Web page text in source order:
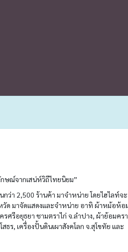
กษณ์จากเสน่ห์วิถีไทยนิยม”
ว่า 2,500 ร้านค้า มาจำหน่าย โดยไฮไลท์จ
วัด มาจัดแสดงและจำหน่าย อาทิ ผ้าหม้อห้อ
ศรีอยุธยา ชามตราไก่ จ.ลำปาง, ผ้าย้อมคร
ร, เครื่องปั้นดินเผาสังคโลก จ.สุโขทัย และ